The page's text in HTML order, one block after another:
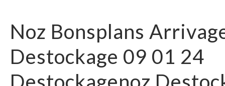
Noz Bonsplans
Destockage 09 01 24